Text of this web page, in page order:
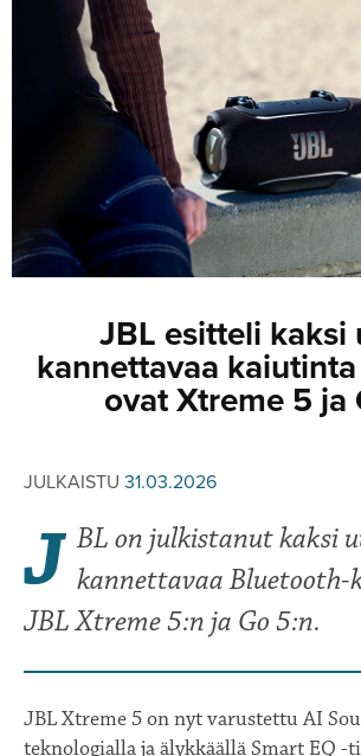
JULKISTUKSET
AJETUT
KOMMENTTI
VIDEOT
VIDEOT
TV-OHJELMA
HAKU
Hae
JBL esitteli kaksi
kannettavaa
ovat Xtreme 5 ja
JULKAISTU 31.03.2026
J BL on julkistanut kaksi
kannettavaa
JBL Xtreme 5:n ja Go 5:n.
JBL Xtreme 5 on nyt varustettu AI
teknologialla ja älykkäällä Smart EQ -